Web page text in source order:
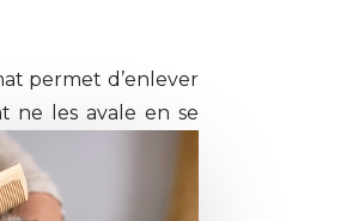
permet d’enlever
ne les avale en se